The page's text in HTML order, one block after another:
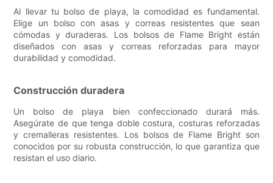
Al llevar tu bolso de playa, la comodidad es fundamental.
Elige un bolso con asas y correas resistentes que sean
cómodas y duraderas. Los bolsos de Flame Bright están
diseñados con asas y correas reforzadas para mayor
durabilidad y comodidad.
Construcción duradera
Un bolso de playa bien confeccionado durará más.
Asegúrate de que tenga doble costura, costuras reforzadas
y cremalleras resistentes. Los bolsos de Flame Bright son
conocidos por su robusta construcción, lo que garantiza que
resistan el uso diario.